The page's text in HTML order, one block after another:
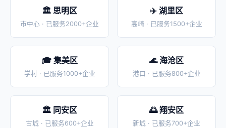
🏛️ 思明区
市中心 · 已服务2000+企业
✈️ 湖里区
高崎 · 已服务1500+企业
🎓 集美区
学村 · 已服务1000+企业
🌊 海沧区
港口 · 已服务800+企业
🏛️ 同安区
古城 · 已服务600+企业
🌅 翔安区
新城 · 已服务700+企业